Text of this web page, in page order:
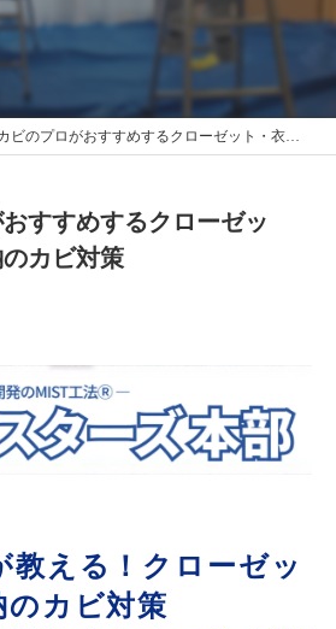
ビのプロがおすすめするクローゼット・衣装収納のカビ対策
すすめするクローゼッ
のカビ対策
教える！クローゼッ
のカビ対策